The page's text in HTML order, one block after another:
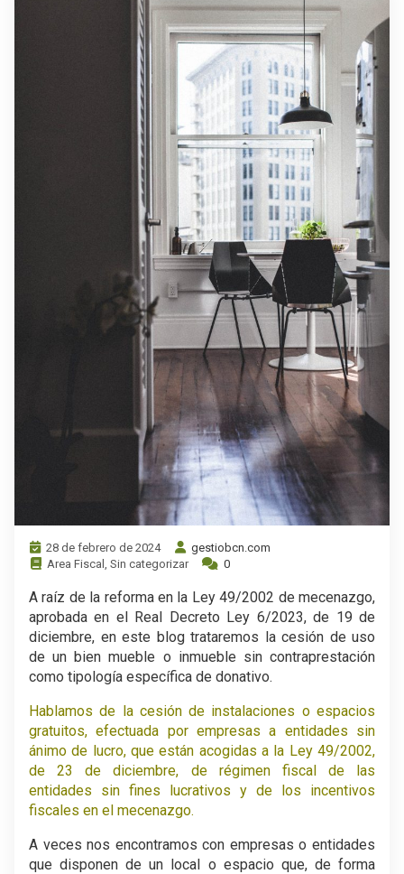
28 de febrero de 2024
gestiobcn.com
Area Fiscal
Sin categorizar 0
A raíz de la reforma en la Ley 49/2002 de mecenazgo,
aprobada en el Real Decreto Ley 6/2023, de 19 de
diciembre, en este blog trataremos la cesión de uso
de un bien mueble o inmueble sin contraprestación
como tipología específica de donativo.
Hablamos de la cesión de instalaciones o espacios
gratuitos, efectuada por empresas a entidades sin
ánimo de lucro, que están acogidas a la Ley 49/2002,
de 23 de diciembre, de régimen fiscal de las
entidades sin fines lucrativos y de los incentivos
fiscales en el mecenazgo.
A veces nos encontramos con empresas o entidades
que disponen de un local o espacio que, de forma